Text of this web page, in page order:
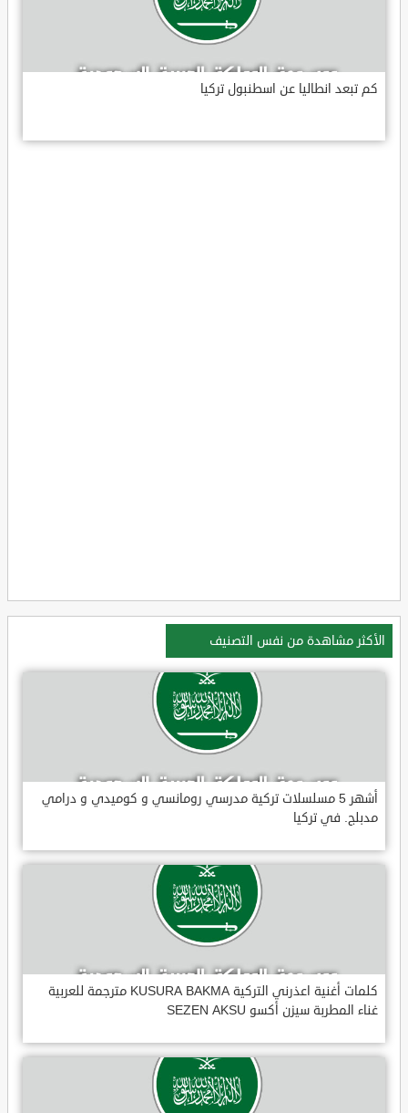
كم تبعد انطاليا عن اسطنبول تركيا
الأكثر مشاهدة من نفس التصنيف
أشهر 5 مسلسلات تركية مدرسي رومانسي و كوميدي و درامي
مدبلج. في تركيا
كلمات أغنية اعذرني التركية KUSURA BAKMA مترجمة للعربية
غناء المطربة سيزن أكسو SEZEN AKSU